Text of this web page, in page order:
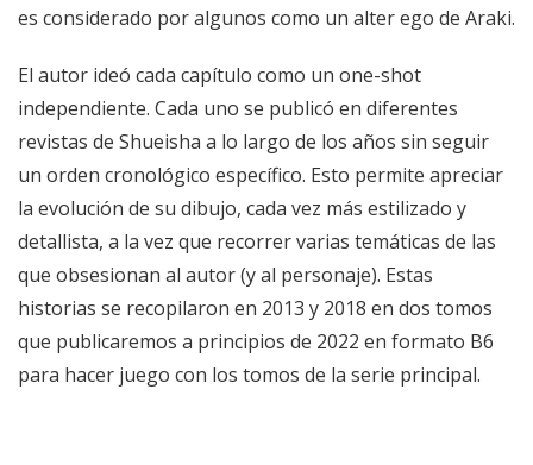
es considerado por algunos como un alter ego de Araki.
El autor ideó cada capítulo como un one-shot
independiente. Cada uno se publicó en diferentes
revistas de Shueisha a lo largo de los años sin seguir
un orden cronológico específico. Esto permite apreciar
la evolución de su dibujo, cada vez más estilizado y
detallista, a la vez que recorrer varias temáticas de las
que obsesionan al autor (y al personaje). Estas
historias se recopilaron en 2013 y 2018 en dos tomos
que publicaremos a principios de 2022 en formato B6
para hacer juego con los tomos de la serie principal.